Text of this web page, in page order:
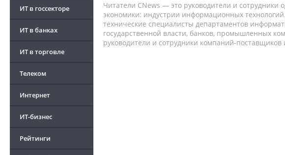
ИТ в госсекторе
ИТ в банках
ИТ в торговле
Телеком
Интернет
ИТ-бизнес
Рейтинги
Читатели CNews — это руководители и
экономики: индустрии информационных
технические специалисты департаментов
государственной власти, банков, промышленных
руководители и сотрудники компаний-